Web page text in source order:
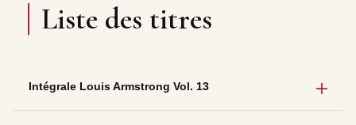
Liste des titres
Intégrale Louis Armstrong Vol. 13